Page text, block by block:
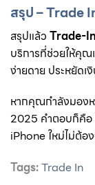
สรุป – Trade
สรุปแล้ว Trade-
บริการที่ช่วยให้คุณ
ง่ายดาย ประหยัด
หากคุณกำลังมอง
2025 คำตอบก็คือ
iPhone ใหม่ไม่ต้อ
Tags:Trade In